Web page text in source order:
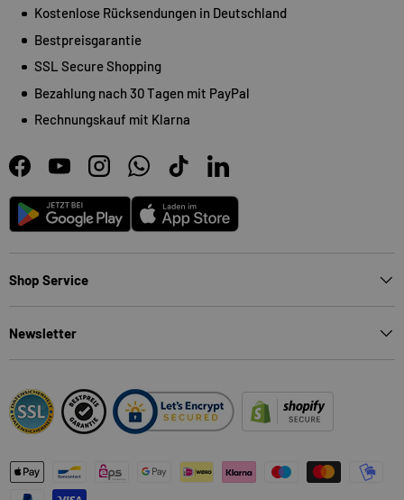
Kostenlose Rücksendungen in Deutschland
Bestpreisgarantie
SSL Secure Shopping
Bezahlung nach 30 Tagen mit PayPal
Rechnungskauf mit Klarna
FacebookYouTubeInstagramWhatsAppTikTokLinkedIn
Android App Store
Shop Service
Newsletter
Zahlungsmethoden